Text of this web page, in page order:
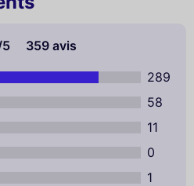
359 avis
289
58
11
0
1